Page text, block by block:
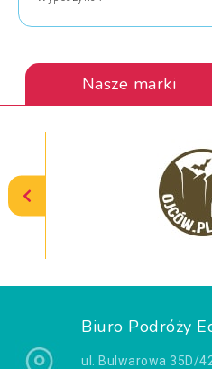
Nasze marki
Biuro Podróży
ul. Bulwarowa 35D/